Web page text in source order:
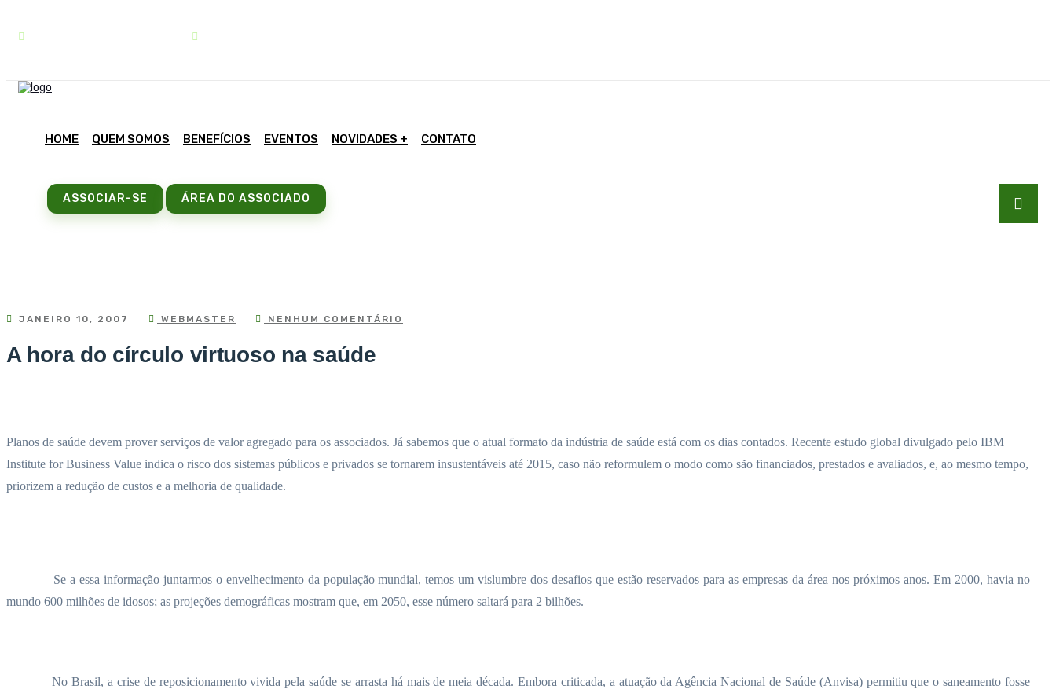
HOME QUEM SOMOS BENEFÍCIOS EVENTOS NOVIDADES CONTATO
ASSOCIAR-SE ÁREA DO ASSOCIADO
JANEIRO 10, 2007 WEBMASTER NENHUM COMENTÁRIO
A hora do círculo virtuoso na saúde
Planos de saúde devem prover serviços de valor agregado para os associados. Já sabemos que o atual formato da indústria de saúde está com os dias contados. Recente estudo global divulgado pelo IBM
Institute for Business Value indica o risco dos sistemas públicos e privados se tornarem insustentáveis até 2015, caso não reformulem o modo como são financiados, prestados e avaliados, e, ao mesmo tempo,
priorizem a redução de custos e a melhoria de qualidade.
Se a essa informação juntarmos o envelhecimento da população mundial, temos um vislumbre dos desafios que estão reservados para as empresas da área nos próximos anos. Em 2000, havia no
mundo 600 milhões de idosos; as projeções demográficas mostram que, em 2050, esse número saltará para 2 bilhões.
No Brasil, a crise de reposicionamento vivida pela saúde se arrasta há mais de meia década. Embora criticada, a atuação da Agência Nacional de Saúde (Anvisa) permitiu que o saneamento fosse